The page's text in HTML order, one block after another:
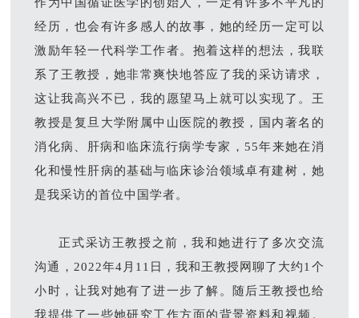
作为中国循证医学的创始人，一定有许多不平凡的
经历，也会有许多感人的故事，她的经历一定可以
激励年轻一代科学工作者。抱着这样的想法，我联
系了王教授，她非常爽快地答应了我的采访请求，
这让我高兴不已，我的愿望马上就可以实现了。王
教授是复旦大学附属中山医院的教授，国内著名的
消化病、肝病和临床流行病学专家，55年来她在消
化和慢性肝病的基础与临床诊治领域卓有建树，她
是我采访的首位中国学者。
正式采访王教授之前，我和她进行了多次交流
沟通，2022年4月11日，我和王教授网聊了大约1个
小时，让我对她有了进一步了解。随后王教授也给
我提供了一些她研究工作方面的背景资料和视频。